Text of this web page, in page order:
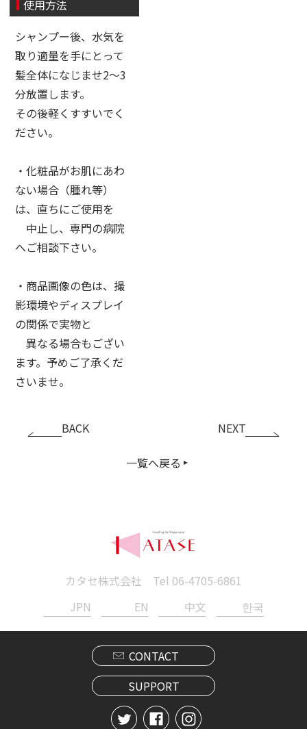
使用方法
シャンプー後、水気を
取り適量を手にとって
髪全体になじませ2〜3
分放置します。
その後軽くすすいでく
ださい。
・化粧品がお肌にあわ
ない場合（腫れ等）
は、直ちにご使用を
中止し、専門の病院
へご相談下さい。
・商品画像の色は、撮
影環境やディスプレイ
の関係で実物と
異なる場合もござい
ます。予めご了承くだ
さいませ。
BACK
一覧へ戻る
NEXT
カタセ株式会社 Tel 06-4705-6861
JPN
EN 中文 한국
CONTACT
SUPPORT